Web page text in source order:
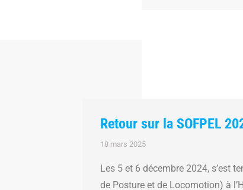
Retour sur la SOFPEL
18 mars 2025
Les 5 et 6 décembre 2024, s’est
de Posture et de Locomotion) à